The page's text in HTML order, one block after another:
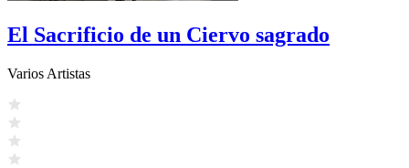
El Sacrificio de un Ciervo sagrado
Varios Artistas